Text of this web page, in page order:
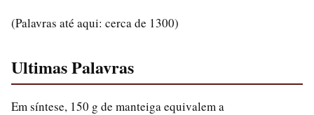
(Palavras até aqui: cerca de 1300)
Ultimas Palavras
Em síntese, 150 g de manteiga equivalem a